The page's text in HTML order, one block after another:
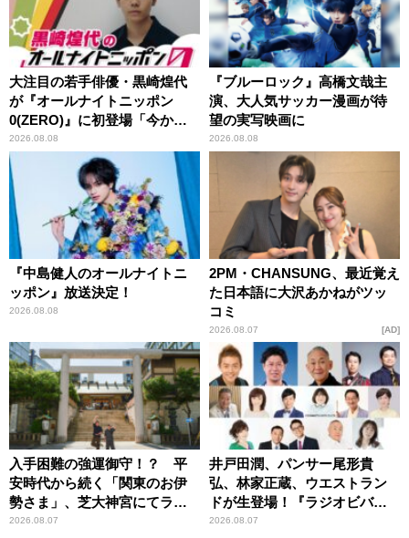
大注目の若手俳優・黒崎煌代
が『オールナイトニッポン
0(ZERO)』に初登場「今から
とてもワクワクしておりま
す！」
2026.08.08
『ブルーロック』高橋文哉主
演、大人気サッカー漫画が待
望の実写映画に
2026.08.08
『中島健人のオールナイトニ
ッポン』放送決定！
2026.08.08
2PM・CHANSUNG、最近覚え
た日本語に大沢あかねがツッ
コミ
2026.08.07 AD
入手困難の強運御守！？ 平
安時代から続く「関東のお伊
勢さま」、芝大神宮にてラン
パンプスが合格祈願！
2026.08.07
井戸田潤、パンサー尾形貴
弘、林家正蔵、ウエストラン
ドが生登場！『ラジオビバリ
ー昼ズ』
2026.08.07